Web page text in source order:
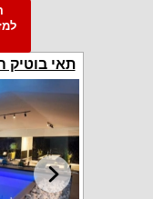
תאי בוטיק